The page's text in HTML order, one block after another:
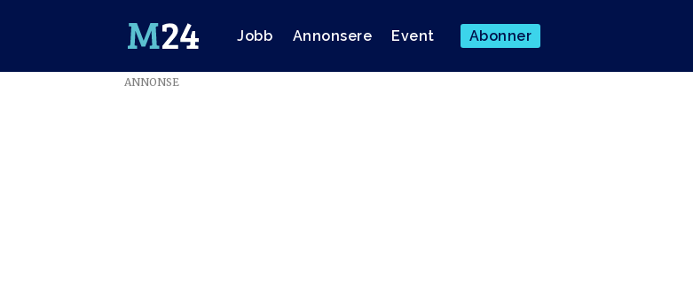
Jobb Annonsere Event Abonner
Emne:ANNONSE